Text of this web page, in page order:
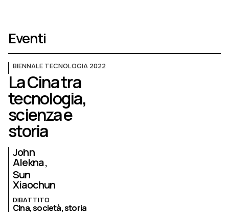
Eventi
BIENNALE TECNOLOGIA 2022
La Cina tra
tecnologia,
scienza e
storia
John
Alekna
Sun
Xiaochun
DIBATTITO
Cina,società,storia